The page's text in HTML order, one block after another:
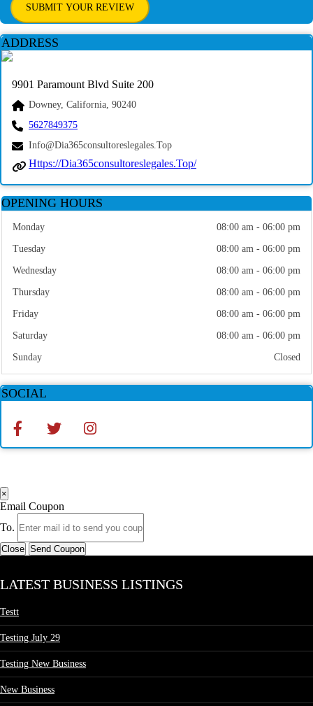
SUBMIT YOUR REVIEW
ADDRESS
9901 Paramount Blvd Suite 200
Downey, California, 90240
5627849375
Info@dia365consultoreslegales.top
Https://dia365consultoreslegales.top/
OPENING HOURS
Monday 08:00 am - 06:00 pm
Tuesday 08:00 am - 06:00 pm
Wednesday 08:00 am - 06:00 pm
Thursday 08:00 am - 06:00 pm
Friday 08:00 am - 06:00 pm
Saturday 08:00 am - 06:00 pm
Sunday Closed
SOCIAL
×
Email Coupon
To.
Close Send Coupon
LATEST BUSINESS LISTINGS
Testt
Testing July 29
Testing New Business
New Business